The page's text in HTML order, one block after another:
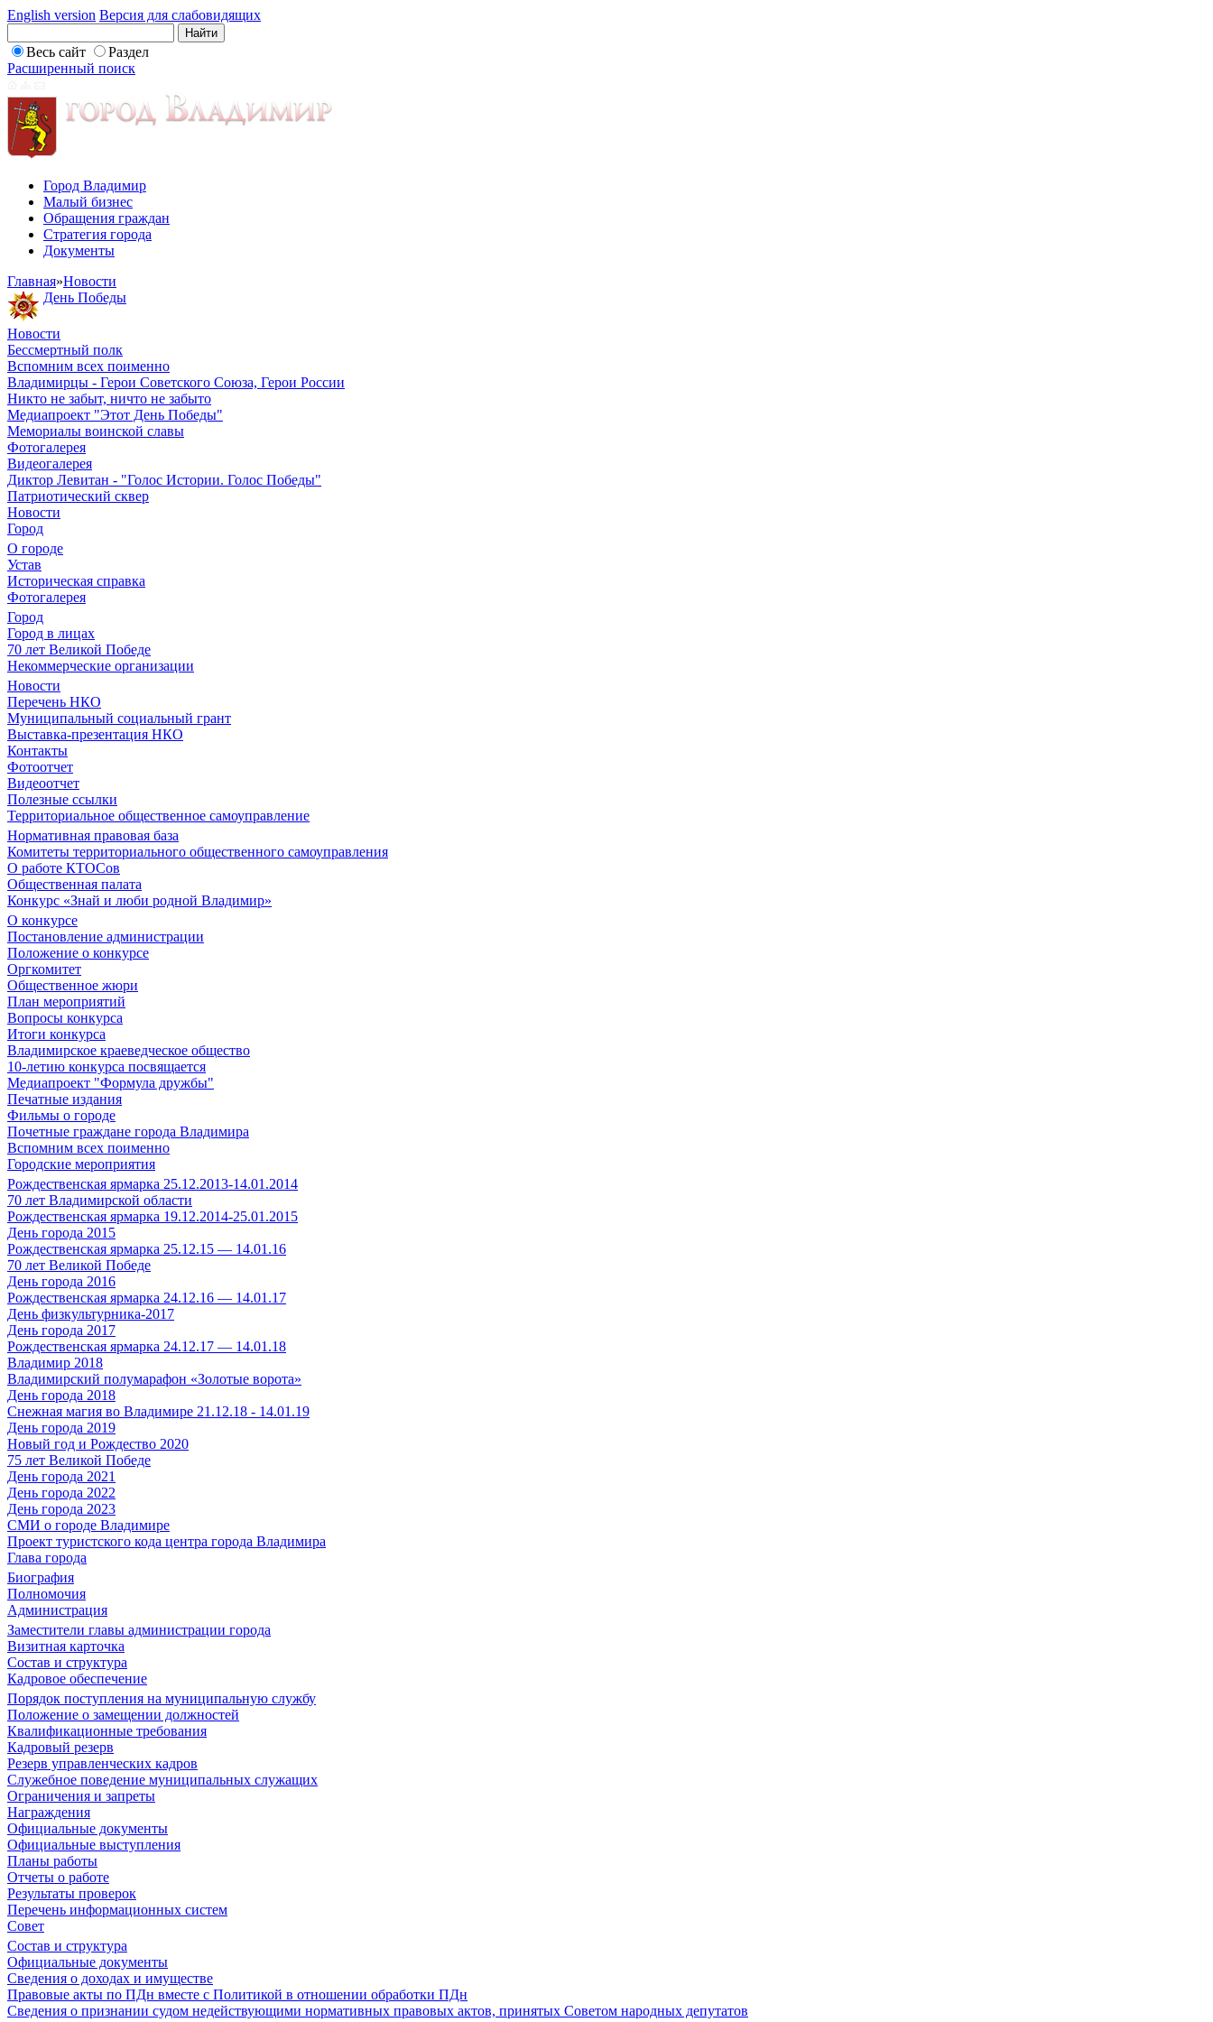
English version Версия для слабовидящих
Весь сайт
Раздел
Расширенный поиск
Город Владимир
Малый бизнес
Обращения граждан
Стратегия города
Документы
Главная»Новости
День Победы
Новости
Бессмертный полк
Вспомним всех поименно
Владимирцы - Герои Советского Союза, Герои России
Никто не забыт, ничто не забыто
Медиапроект "Этот День Победы"
Мемориалы воинской славы
Фотогалерея
Видеогалерея
Диктор Левитан - "Голос Истории. Голос Победы"
Патриотический сквер
Новости
Город
О городе
Устав
Историческая справка
Фотогалерея
Город
Город в лицах
70 лет Великой Победе
Некоммерческие организации
Новости
Перечень НКО
Муниципальный социальный грант
Выставка-презентация НКО
Контакты
Фотоотчет
Видеоотчет
Полезные ссылки
Территориальное общественное самоуправление
Нормативная правовая база
Комитеты территориального общественного самоуправления
О работе КТОСов
Общественная палата
Конкурс «Знай и люби родной Владимир»
О конкурсе
Постановление администрации
Положение о конкурсе
Оргкомитет
Общественное жюри
План мероприятий
Вопросы конкурса
Итоги конкурса
Владимирское краеведческое общество
10-летию конкурса посвящается
Медиапроект "Формула дружбы"
Печатные издания
Фильмы о городе
Почетные граждане города Владимира
Вспомним всех поименно
Городские мероприятия
Рождественская ярмарка 25.12.2013-14.01.2014
70 лет Владимирской области
Рождественская ярмарка 19.12.2014-25.01.2015
День города 2015
Рождественская ярмарка 25.12.15 — 14.01.16
70 лет Великой Победе
День города 2016
Рождественская ярмарка 24.12.16 — 14.01.17
День физкультурника-2017
День города 2017
Рождественская ярмарка 24.12.17 — 14.01.18
Владимир 2018
Владимирский полумарафон «Золотые ворота»
День города 2018
Снежная магия во Владимире 21.12.18 - 14.01.19
День города 2019
Новый год и Рождество 2020
75 лет Великой Победе
День города 2021
День города 2022
День города 2023
СМИ о городе Владимире
Проект туристского кода центра города Владимира
Глава города
Биография
Полномочия
Администрация
Заместители главы администрации города
Визитная карточка
Состав и структура
Кадровое обеспечение
Порядок поступления на муниципальную службу
Положение о замещении должностей
Квалификационные требования
Кадровый резерв
Резерв управленческих кадров
Служебное поведение муниципальных служащих
Ограничения и запреты
Награждения
Официальные документы
Официальные выступления
Планы работы
Отчеты о работе
Результаты проверок
Перечень информационных систем
Совет
Состав и структура
Официальные документы
Сведения о доходах и имуществе
Правовые акты по ПДн вместе с Политикой в отношении обработки ПДн
Сведения о признании судом недействующими нормативных правовых актов, принятых Советом народных депутатов